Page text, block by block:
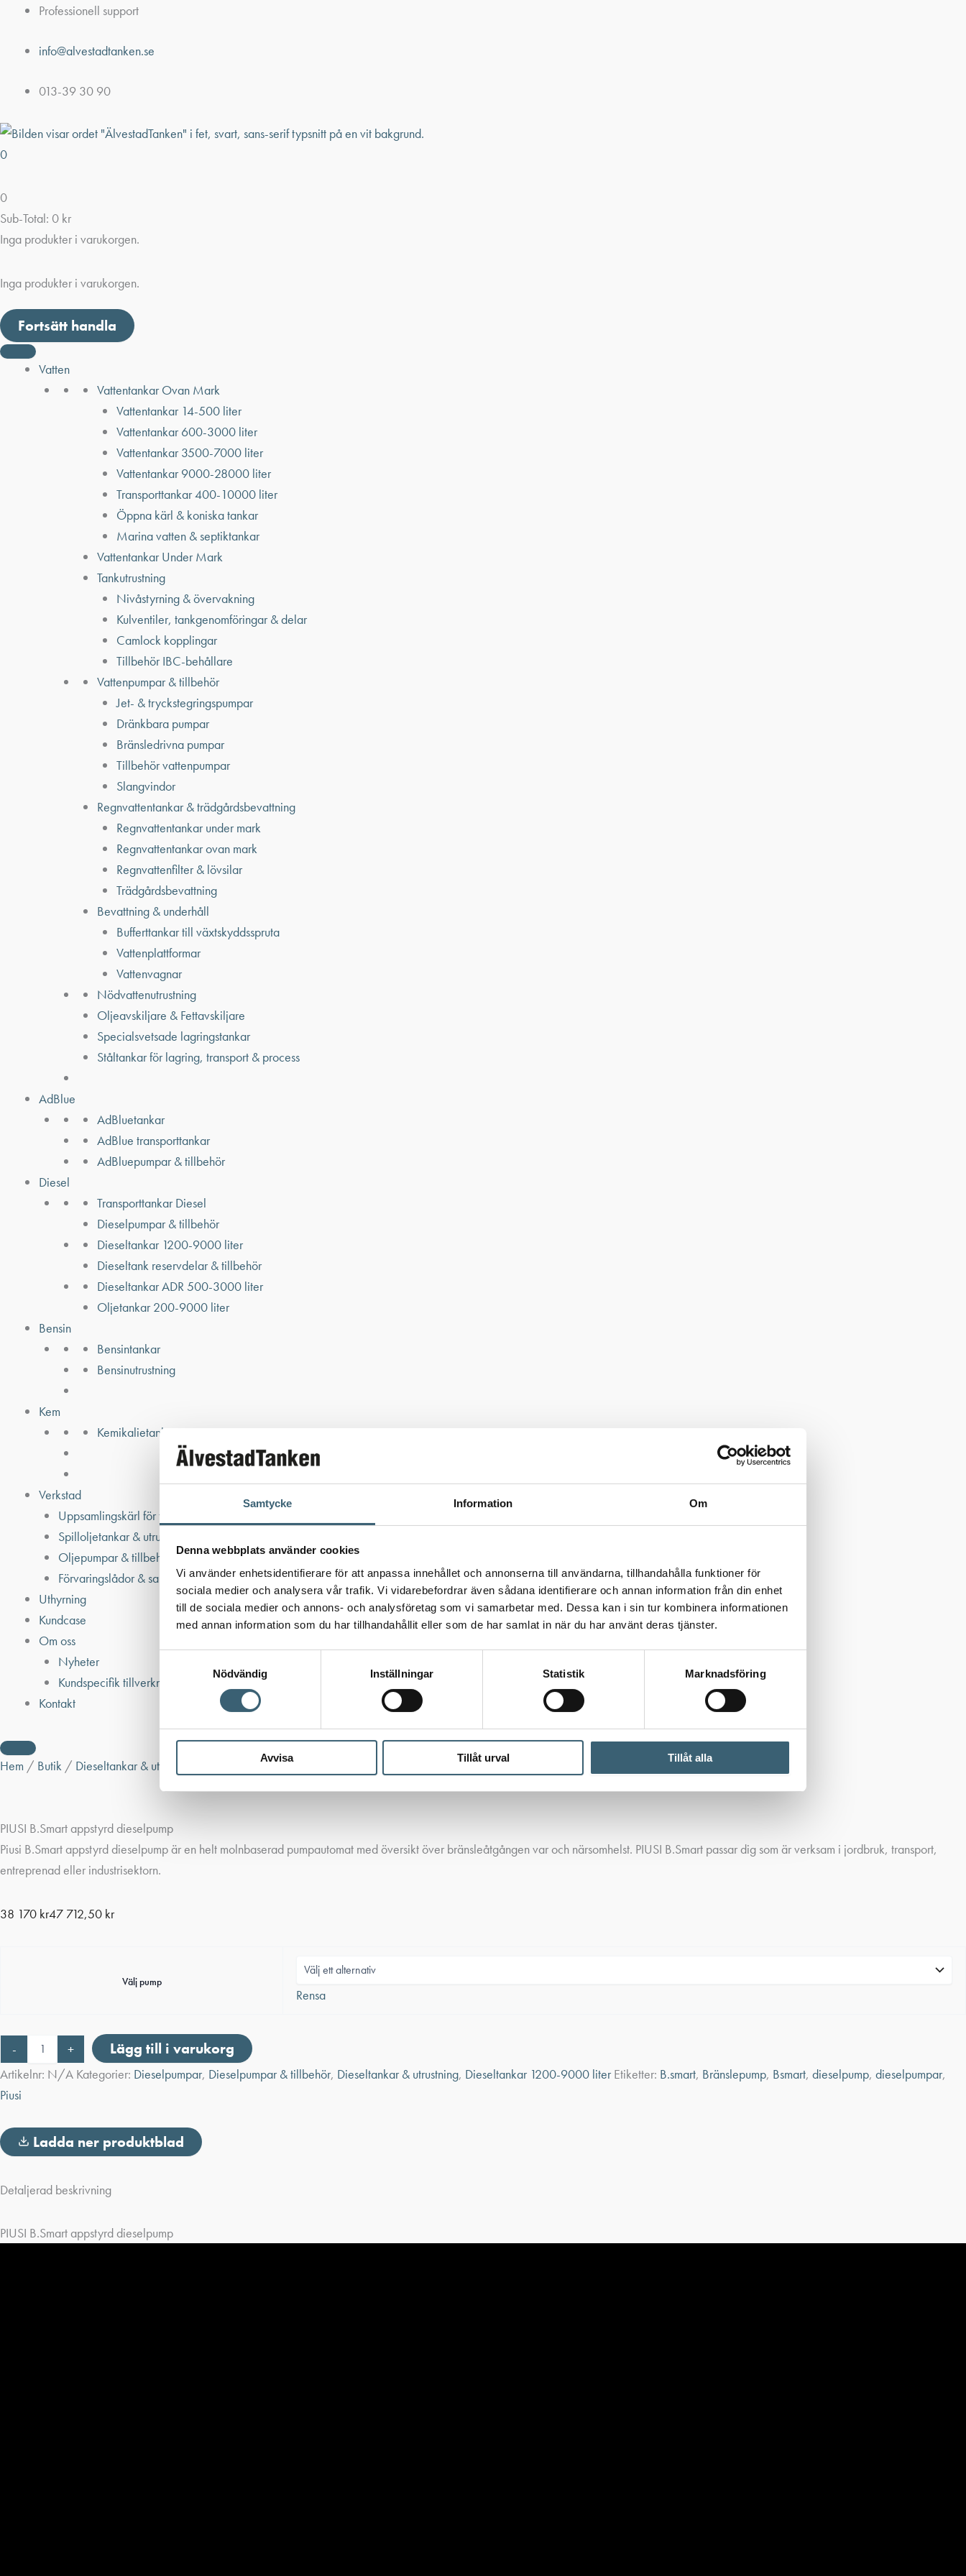
Samtycke Information Om
Denna webbplats använder cookies
Vi använder enhetsidentifierare för att anpassa innehållet och annonserna till användarna, tillhandahålla funktioner för
sociala medier och analysera vår trafik. Vi vidarebefordrar även sådana identifierare och annan information från din enhet
till de sociala medier och annons- och analysföretag som vi samarbetar med. Dessa kan i sin tur kombinera informationen
med annan information som du har tillhandahållit eller som de har samlat in när du har använt deras tjänster.
Nödvändig
Inställningar Statistik Marknadsföring
Avvisa Tillåt urval Tillåt alla
Hoppa
innehåll
Professionell support
info@alvestadtanken.se
013-39 30 90
0
0
Sub-Total: 0 kr
Inga produkter i varukorgen.
Inga produkter i varukorgen.
Fortsätt handla
Vatten
Vattentankar Ovan Mark
Vattentankar 14-500 liter
Vattentankar 600-3000 liter
Vattentankar 3500-7000 liter
Vattentankar 9000-28000 liter
Transporttankar 400-10000 liter
Öppna kärl & koniska tankar
Marina vatten & septiktankar
Vattentankar Under Mark
Tankutrustning
Nivåstyrning & övervakning
Kulventiler, tankgenomföringar & delar
Camlock kopplingar
Tillbehör IBC-behållare
Vattenpumpar & tillbehör
Jet- & tryckstegringspumpar
Dränkbara pumpar
Bränsledrivna pumpar
Tillbehör vattenpumpar
Slangvindor
Regnvattentankar & trädgårdsbevattning
Regnvattentankar under mark
Regnvattentankar ovan mark
Regnvattenfilter & lövsilar
Trädgårdsbevattning
Bevattning & underhåll
Bufferttankar till växtskyddsspruta
Vattenplattformar
Vattenvagnar
Nödvattenutrustning
Oljeavskiljare & Fettavskiljare
Specialsvetsade lagringstankar
Ståltankar för lagring, transport & process
AdBlue
AdBluetankar
AdBlue transporttankar
AdBluepumpar & tillbehör
Diesel
Transporttankar Diesel
Dieselpumpar & tillbehör
Dieseltankar 1200-9000 liter
Dieseltank reservdelar & tillbehör
Dieseltankar ADR 500-3000 liter
Oljetankar 200-9000 liter
Bensin
Bensintankar
Bensinutrustning
Kem
Kemikalietankar
Verkstad
Uppsamlingskärl för fat & IBC
Spilloljetankar & utrustning
Oljepumpar & tillbehör
Förvaringslådor & sandlådor
Uthyrning
Kundcase
Om oss
Nyheter
Kundspecifik tillverkning
Kontakt
Hem / Butik / Dieseltankar & utrustning Dieselpumpar & tillbehör / PIUSI B.Smart appstyrd dieselpump
PIUSI B.Smart appstyrd dieselpump
Piusi B.Smart appstyrd dieselpump är en helt molnbaserad pumpautomat med översikt över bränsleåtgången var och närsomhelst. PIUSI B.Smart passar dig som är verksam i jordbruk, transport,
entreprenad eller industrisektorn.
38 170 kr47 712,50 kr
Välj pump
Rensa
-
B.Smart
appstyrd
mängd
+ Lägg till i varukorg
Artikelnr: N/A Kategorier: Dieselpumpar, Dieselpumpar & tillbehör, Dieseltankar & utrustning, Dieseltankar 1200-9000 liter Etiketter: B.smart, Bränslepump, Bsmart, dieselpump, dieselpumpar,
Piusi
Ladda ner produktblad
Detaljerad beskrivning
PIUSI B.Smart appstyrd dieselpump